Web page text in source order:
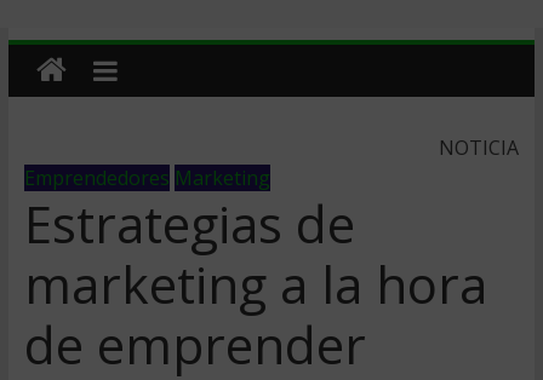
NOTICIA
Emprendedores Marketing
Estrategias de
marketing a la hora
de emprender